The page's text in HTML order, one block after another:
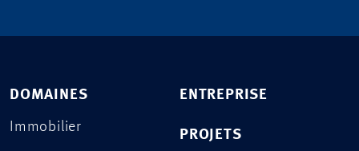
DOMAINES
Immobilier
ENTREPRISE
PROJETS